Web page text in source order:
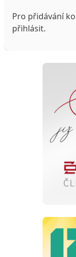
Pro přidávání
přihlásit.